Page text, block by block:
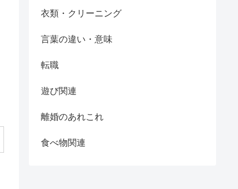
衣類・クリーニング
言葉の違い・意味
転職
遊び関連
離婚のあれこれ
食べ物関連